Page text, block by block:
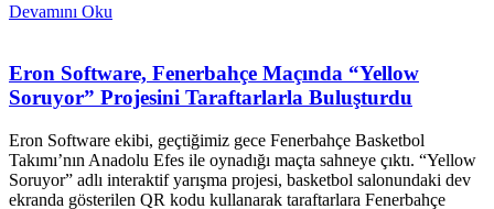
Devamını Oku
Eron Software, Fenerbahçe Maçında “Yellow
Soruyor” Projesini Taraftarlarla Buluşturdu
Eron Software ekibi, geçtiğimiz gece Fenerbahçe Basketbol
Takımı’nın Anadolu Efes ile oynadığı maçta sahneye çıktı. “Yellow
Soruyor” adlı interaktif yarışma projesi, basketbol salonundaki dev
ekranda gösterilen QR kodu kullanarak taraftarlara Fenerbahçe